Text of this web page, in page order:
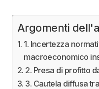
Argomenti
1. Incertezza
macroeconomico
2. Presa di profitto
3. Cautela diffusa